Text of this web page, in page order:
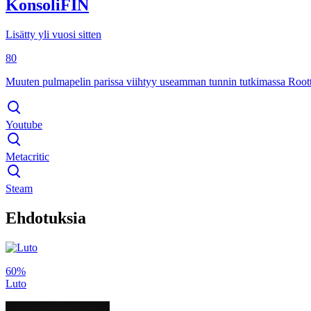
KonsoliFIN
Lisätty yli vuosi sitten
80
Muuten pulmapelin parissa viihtyy useamman tunnin tutkimassa
Youtube
Metacritic
Steam
Ehdotuksia
60%
Luto